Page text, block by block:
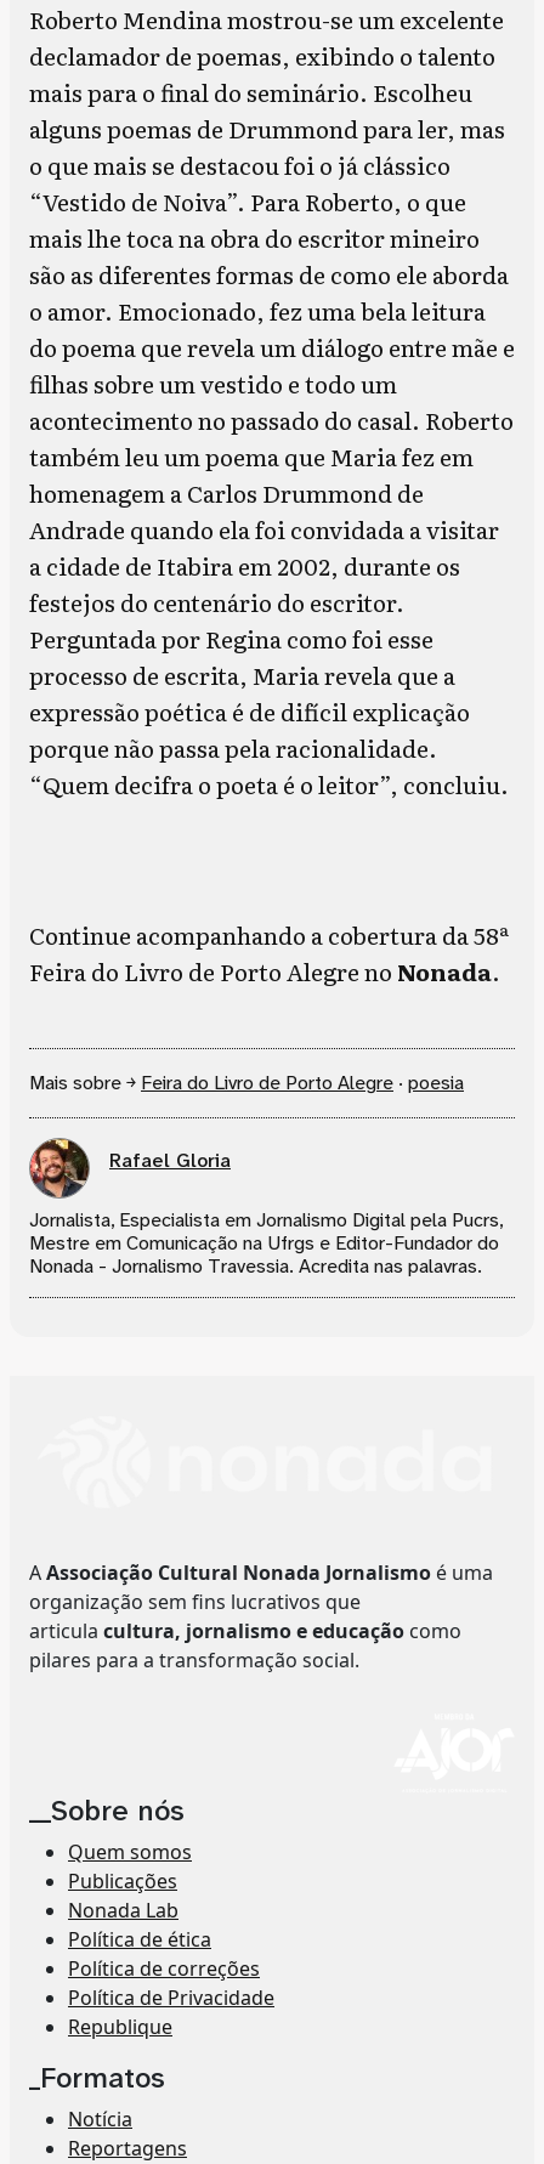
Roberto Mendina mostrou-se um excelente
declamador de poemas, exibindo o talento
mais para o final do seminário. Escolheu
alguns poemas de Drummond para ler, mas
o que mais se destacou foi o já clássico
“Vestido de Noiva”. Para Roberto, o que
mais lhe toca na obra do escritor mineiro
são as diferentes formas de como ele aborda
o amor. Emocionado, fez uma bela leitura
do poema que revela um diálogo entre mãe e
filhas sobre um vestido e todo um
acontecimento no passado do casal. Roberto
também leu um poema que Maria fez em
homenagem a Carlos Drummond de
Andrade quando ela foi convidada a visitar
a cidade de Itabira em 2002, durante os
festejos do centenário do escritor.
Perguntada por Regina como foi esse
processo de escrita, Maria revela que a
expressão poética é de difícil explicação
porque não passa pela racionalidade.
“Quem decifra o poeta é o leitor”, concluiu.
Continue acompanhando a cobertura da 58ª
Feira do Livro de Porto Alegre no Nonada.
Mais sobre ￫ Feira do Livro de Porto Alegre · poesia
Rafael Gloria
Jornalista, Especialista em Jornalismo Digital pela Pucrs,
Mestre em Comunicação na Ufrgs e Editor-Fundador do
Nonada - Jornalismo Travessia. Acredita nas palavras.
AAssociação Cultural Nonada Jornalismo é uma
organização sem fins lucrativos que
articula cultura, jornalismo e educação como
pilares para a transformação social.
__Sobre nós
Quem somos
Publicações
Nonada Lab
Política de ética
Política de correções
Política de Privacidade
Republique
_Formatos
Notícia
Reportagens